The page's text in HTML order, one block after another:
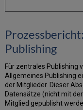
Publishing
Für zentrales Publishing
Allgemeines Publishing
der Mitglieder. Dieser
Datensätze (nicht mit
Mitglied gepublisht